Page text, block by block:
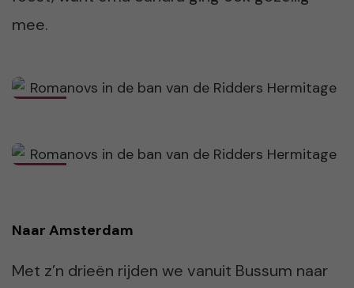
mee.
Naar Amsterdam
Met z’n drieën rijden we vanuit Bussum naar